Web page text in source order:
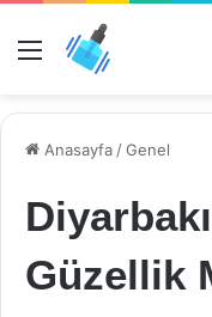
Menü
Anasayfa /Genel
Güzellik